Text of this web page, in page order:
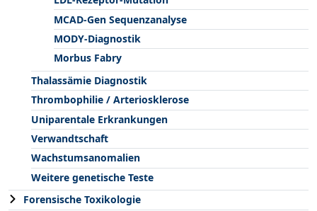
MCAD-Gen Sequenzanalyse
MODY-Diagnostik
Morbus Fabry
Thalassämie Diagnostik
Thrombophilie / Arteriosklerose
Uniparentale Erkrankungen
Verwandtschaft
Wachstumsanomalien
Weitere genetische Teste
Forensische Toxikologie